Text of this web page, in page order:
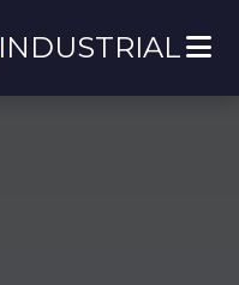
INDUSTRIAL